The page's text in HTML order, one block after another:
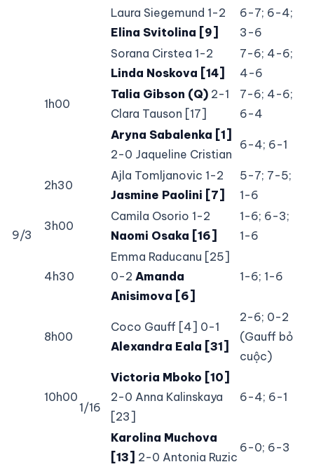
Laura Siegemund 1-2
Elina Svitolina [9]
6-7; 6-4;
3-6
9/3
1h00
1/16
Sorana Cirstea 1-2
Linda Noskova [14]
7-6; 4-6;
4-6
Talia Gibson (Q) 2-1
Clara Tauson [17]
7-6; 4-6;
6-4
Aryna Sabalenka [1]
2-0 Jaqueline Cristian
6-4; 6-1
2h30
Ajla Tomljanovic 1-2
Jasmine Paolini [7]
5-7; 7-5;
1-6
3h00
Camila Osorio 1-2
Naomi Osaka [16]
1-6; 6-3;
1-6
4h30
Emma Raducanu [25]
0-2 Amanda
Anisimova [6]
1-6; 1-6
8h00
Coco Gauff [4] 0-1
Alexandra Eala [31]
2-6; 0-2
(Gauff bỏ
cuộc)
10h00
Victoria Mboko [10]
2-0 Anna Kalinskaya
[23]
6-4; 6-1
Karolina Muchova
[13] 2-0 Antonia Ruzic
6-0; 6-3